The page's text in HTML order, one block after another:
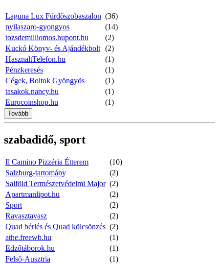
Laguna Lux Fürdőszobaszalon (36)
nyilaszaro-gyongyos
(14)
tozsdemilliomos.hupont.hu
(2)
Kuckó Könyv- és Ajándékbolt (2)
HasznaltTelefon.hu
(1)
Pénzkeresés
(1)
Cégek, Boltok Gyöngyös
(1)
tasakok.nancy.hu
(1)
Eurocoinshop.hu
(1)
Tovább
szabadidő, sport
Il Camino Pizzéria Étterem
(10)
Salzburg-tartomány
(2)
Salföld Természetvédelmi Major (2)
Apartmanlipot.hu
(2)
Sport
(2)
Ravasztavasz
(2)
Quad bérlés és Quad kölcsönzés (2)
athe.freewb.hu
(1)
Edzőtáborok.hu
(1)
Felső-Ausztria
(1)